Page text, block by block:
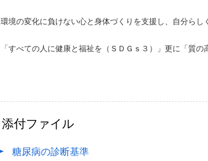
環境の変化に負けない心と身体づくりを支援し、 自分らし
「すべての人に健康と福祉を（ＳＤＧｓ３）」 更に「質の
添付ファイル
糖尿病の診断基準